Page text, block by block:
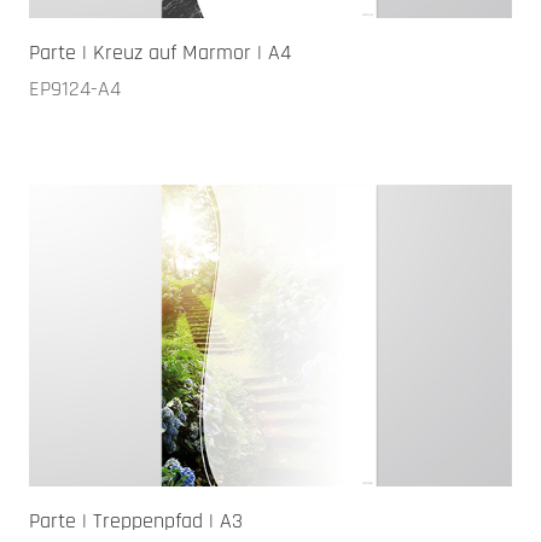
Parte | Kreuz auf Marmor | A4
EP9124-A4
Parte | Treppenpfad | A3